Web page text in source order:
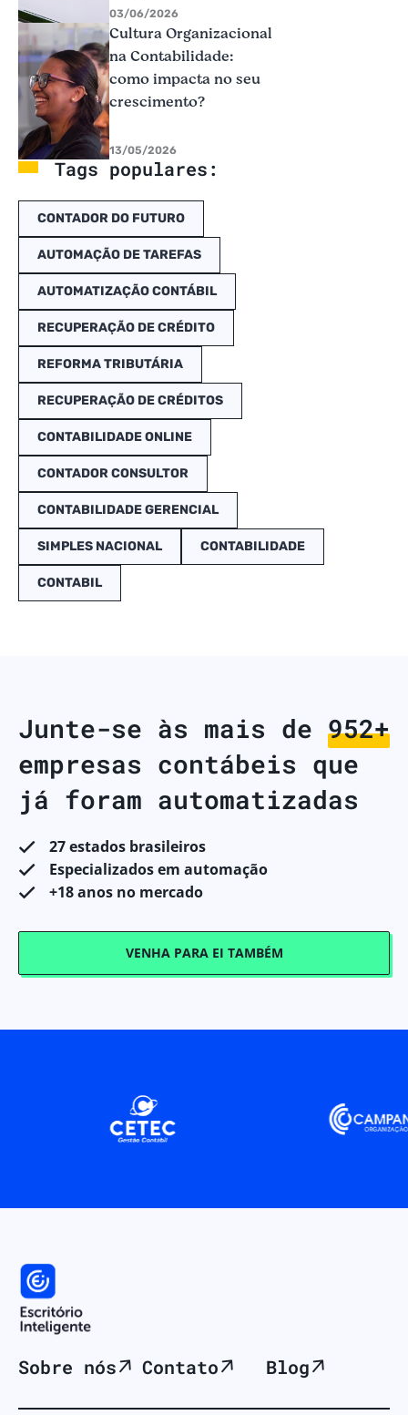
03/06/2026
Cultura Organizacional
na Contabilidade:
como impacta no seu
crescimento?
13/05/2026
Tags populares:
CONTADOR DO FUTURO
AUTOMAÇÃO DE TAREFAS
AUTOMATIZAÇÃO CONTÁBIL
RECUPERAÇÃO DE CRÉDITO
REFORMA TRIBUTÁRIA
RECUPERAÇÃO DE CRÉDITOS
CONTABILIDADE ONLINE
CONTADOR CONSULTOR
CONTABILIDADE GERENCIAL
SIMPLES NACIONAL CONTABILIDADE
CONTABIL
Junte-se às mais de 998+
empresas contábeis que
já foram automatizadas
27 estados brasileiros
Especializados em automação
+18 anos no mercado
VENHA PARA EI TAMBÉM
Sobre nós Contato Blog